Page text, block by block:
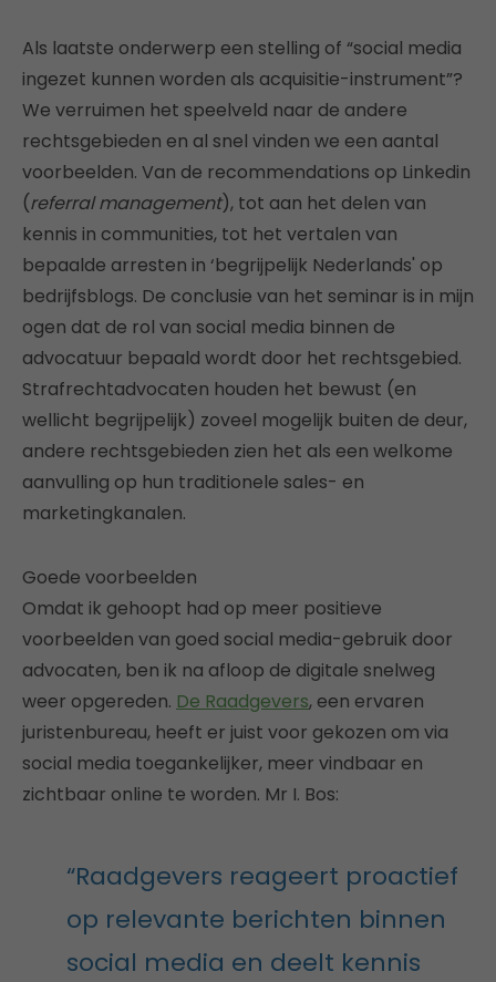
Als laatste onderwerp een stelling of “social media
ingezet kunnen worden als acquisitie-instrument”?
We verruimen het speelveld naar de andere
rechtsgebieden en al snel vinden we een aantal
voorbeelden. Van de recommendations op Linkedin
(referral management), tot aan het delen van
kennis in communities, tot het vertalen van
bepaalde arresten in ‘begrijpelijk Nederlands' op
bedrijfsblogs. De conclusie van het seminar is in mijn
ogen dat de rol van social media binnen de
advocatuur bepaald wordt door het rechtsgebied.
Strafrechtadvocaten houden het bewust (en
wellicht begrijpelijk) zoveel mogelijk buiten de deur,
andere rechtsgebieden zien het als een welkome
aanvulling op hun traditionele sales- en
marketingkanalen.
Goede voorbeelden
Omdat ik gehoopt had op meer positieve
voorbeelden van goed social media-gebruik door
advocaten, ben ik na afloop de digitale snelweg
weer opgereden. De Raadgevers, een ervaren
juristenbureau, heeft er juist voor gekozen om via
social media toegankelijker, meer vindbaar en
zichtbaar online te worden. Mr I. Bos:
“Raadgevers reageert proactief
op relevante berichten binnen
social media en deelt kennis